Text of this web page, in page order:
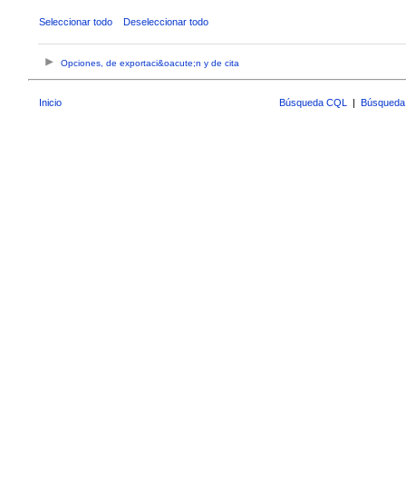
Seleccionar todo Deseleccionar todo
Opciones, de exportaci&oacute;n y de cita
Inicio Búsqueda CQL |